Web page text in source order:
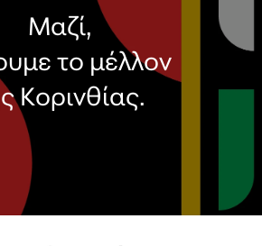
Μαζί,
το μέλλον
Κορινθίας.